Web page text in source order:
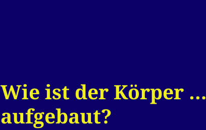
Wie ist der Körper …
aufgebaut?